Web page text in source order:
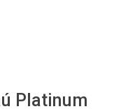
Platinum